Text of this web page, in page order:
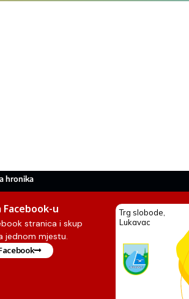
hronika
Facebook-u
stranica i skup
jednom mjestu.